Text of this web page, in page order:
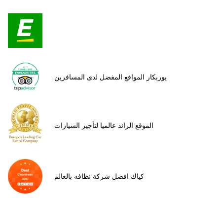
يوربكار المواقع المفضل لدى المسافرين
الموقع الرائد عالميا لتأجير السيارات
كياك افضل شركة نظافه بالعالم